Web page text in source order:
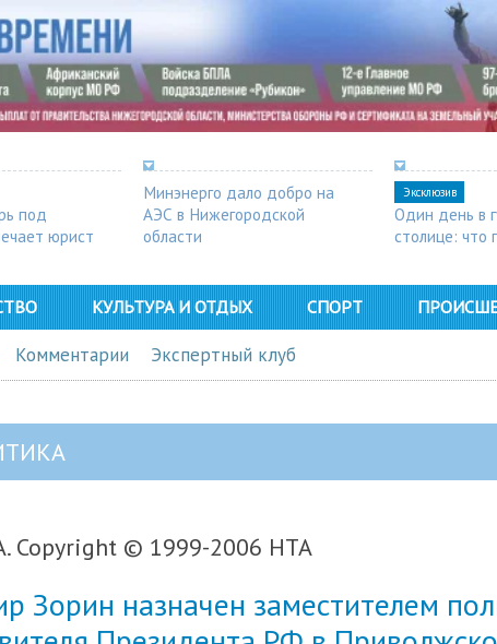
под
юрист
Минэнерго дало добро на
АЭС в Нижегородской
области
Эксклюзив
Один день в
столице: что
КУЛЬТУРА И ОТДЫХ СПОРТ
Комментарии Экспертный клуб
Copyright © 1999-2006 НТА
Зорин назначен заместителем